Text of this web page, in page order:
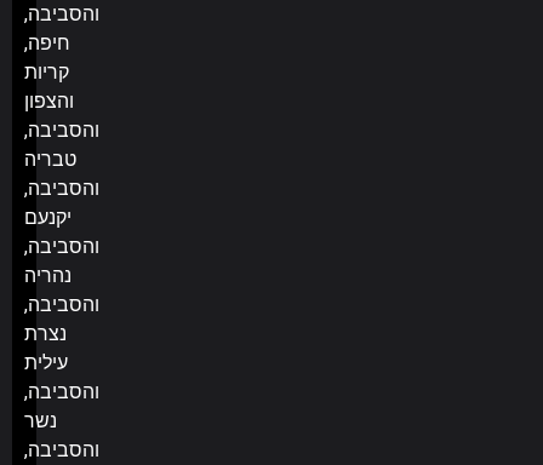
והסביבה,
חיפה,
קריות
והצפון
והסביבה,
טבריה
והסביבה,
יקנעם
והסביבה,
נהריה
והסביבה,
נצרת
עילית
והסביבה,
נשר
והסביבה,